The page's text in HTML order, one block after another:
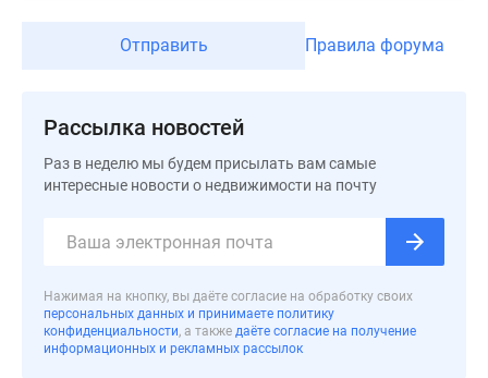
Видео
Субсидированная
Rutube
Поиск
Отправить Правила форума
Рассылка новостей
Раз в неделю мы будем присылать вам самые
интересные новости о недвижимости на почту
Нажимая на кнопку, вы даёте согласие на обработку своих
персональных данных и принимаете политику
конфиденциальности, а также даёте согласие на получение
информационных и рекламных рассылок